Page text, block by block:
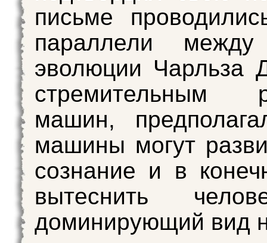
письме
параллели между
эволюции Чарльза
стремительным
машин,
машины могут
сознание и в
вытеснить
доминирующий вид